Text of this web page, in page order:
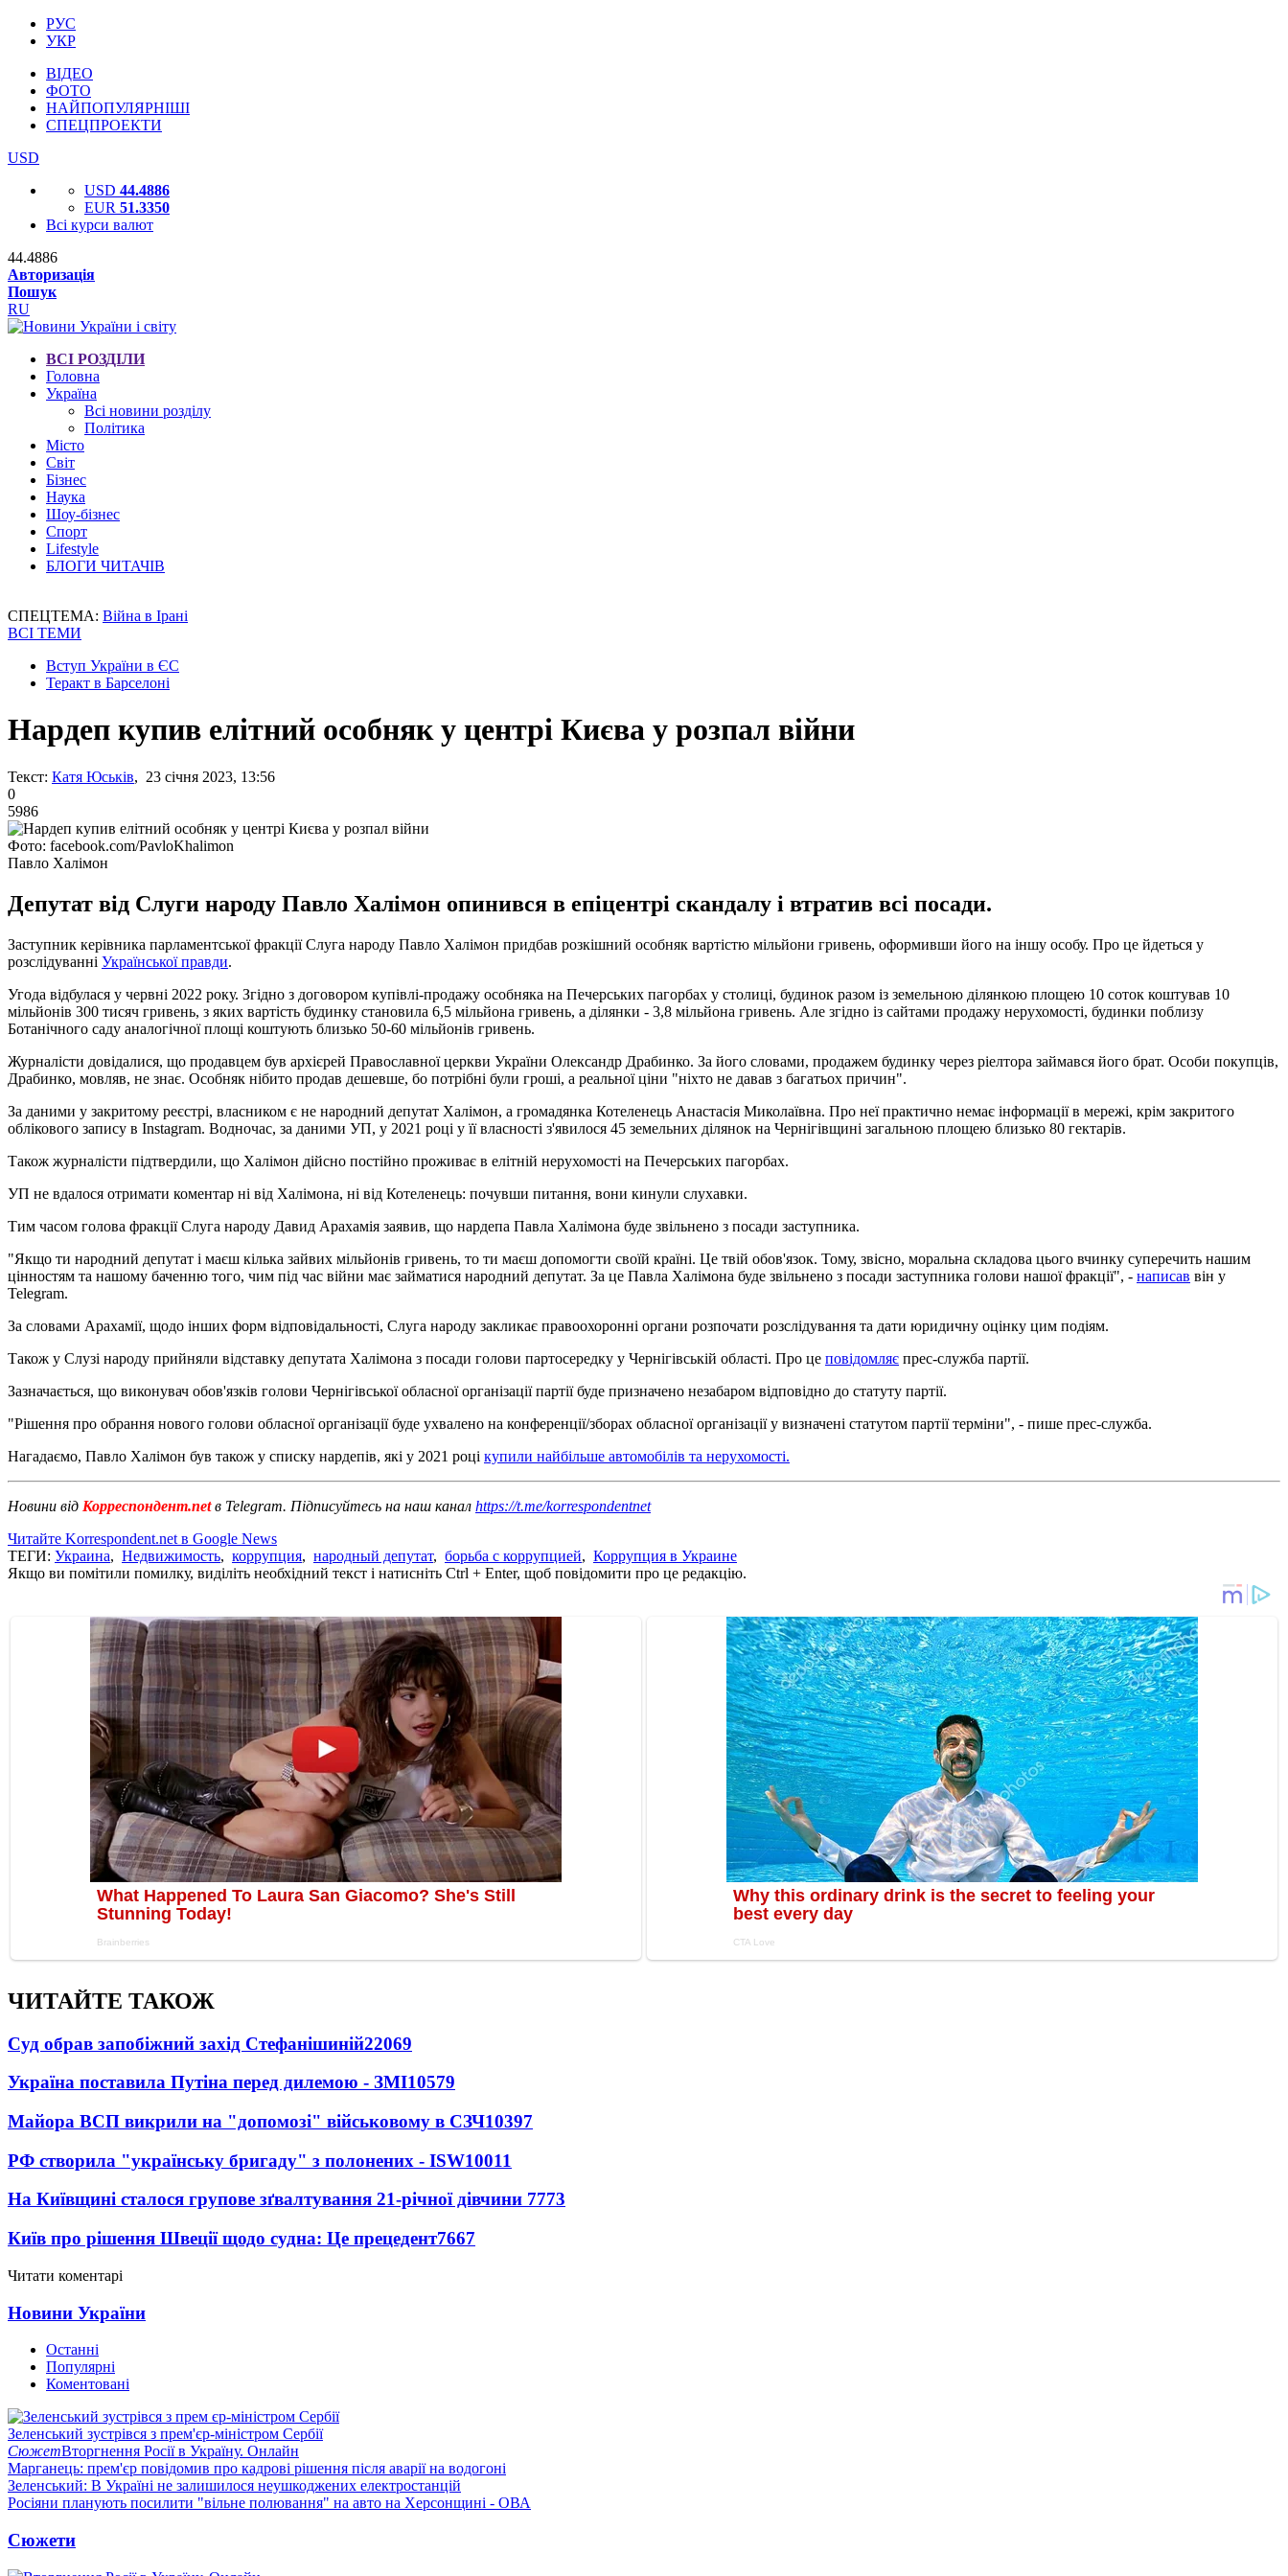
РУС
УКР
ВІДЕО
ФОТО
НАЙПОПУЛЯРНІШІ
СПЕЦПРОЕКТИ
USD
USD 44.4886
EUR 51.3350
Всі курси валют
44.4886
Авторизація
Пошук
RU
ВСІ РОЗДІЛИ
Головна
Україна
Всі новини розділу
Політика
Місто
Світ
Бізнес
Наука
Шоу-бізнес
Спорт
Lifestyle
БЛОГИ ЧИТАЧІВ
СПЕЦТЕМА: Війна в Ірані
ВСІ ТЕМИ
Вступ України в ЄС
Теракт в Барселоні
Нардеп купив елітний особняк у центрі Києва у розпал війни
Текст: Катя Юськів, 23 січня 2023, 13:56
0
5986
Фото: facebook.com/PavloKhalimon
Павло Халімон
Депутат від Слуги народу Павло Халімон опинився в епіцентрі скандалу і втратив всі посади.
Заступник керівника парламентської фракції Слуга народу Павло Халімон придбав розкішний особняк вартістю мільйони гривень, оформивши його на іншу особу. Про це йдеться у
розслідуванні Української правди.
Угода відбулася у червні 2022 року. Згідно з договором купівлі-продажу особняка на Печерських пагорбах у столиці, будинок разом із земельною ділянкою площею 10 соток коштував 10
мільйонів 300 тисяч гривень, з яких вартість будинку становила 6,5 мільйона гривень, а ділянки - 3,8 мільйона гривень. Але згідно із сайтами продажу нерухомості, будинки поблизу
Ботанічного саду аналогічної площі коштують близько 50-60 мільйонів гривень.
Журналісти довідалися, що продавцем був архієрей Православної церкви України Олександр Драбинко. За його словами, продажем будинку через ріелтора займався його брат. Особи покупців,
Драбинко, мовляв, не знає. Особняк нібито продав дешевше, бо потрібні були гроші, а реальної ціни "ніхто не давав з багатьох причин".
За даними у закритому реєстрі, власником є не народний депутат Халімон, а громадянка Котеленець Анастасія Миколаївна. Про неї практично немає інформації в мережі, крім закритого
облікового запису в Instagram. Водночас, за даними УП, у 2021 році у її власності з'явилося 45 земельних ділянок на Чернігівщині загальною площею близько 80 гектарів.
Також журналісти підтвердили, що Халімон дійсно постійно проживає в елітній нерухомості на Печерських пагорбах.
УП не вдалося отримати коментар ні від Халімона, ні від Котеленець: почувши питання, вони кинули слухавки.
Тим часом голова фракції Слуга народу Давид Арахамія заявив, що нардепа Павла Халімона буде звільнено з посади заступника.
"Якщо ти народний депутат і маєш кілька зайвих мільйонів гривень, то ти маєш допомогти своїй країні. Це твій обов'язок. Тому, звісно, моральна складова цього вчинку суперечить нашим
цінностям та нашому баченню того, чим під час війни має займатися народний депутат. За це Павла Халімона буде звільнено з посади заступника голови нашої фракції", - написав він у
Telegram.
За словами Арахамії, щодо інших форм відповідальності, Слуга народу закликає правоохоронні органи розпочати розслідування та дати юридичну оцінку цим подіям.
Також у Слузі народу прийняли відставку депутата Халімона з посади голови партосередку у Чернігівській області. Про це повідомляє прес-служба партії.
Зазначається, що виконувач обов'язків голови Чернігівської обласної організації партії буде призначено незабаром відповідно до статуту партії.
"Рішення про обрання нового голови обласної організації буде ухвалено на конференції/зборах обласної організації у визначені статутом партії терміни", - пише прес-служба.
Нагадаємо, Павло Халімон був також у списку нардепів, які у 2021 році купили найбільше автомобілів та нерухомості.
Новини від Корреспондент.netв Telegram. Підписуйтесь на наш канал https://t.me/korrespondentnet
Читайте Korrespondent.net в Google News
ТЕГИ: Украина, Недвижимость, коррупция, народный депутат, борьба с коррупцией, Коррупция в Украине
Якщо ви помітили помилку, виділіть необхідний текст і натисніть Ctrl + Enter, щоб повідомити про це редакцію.
ЧИТАЙТЕ ТАКОЖ
Суд обрав запобіжний захід Стефанішиній22069
Україна поставила Путіна перед дилемою - ЗМІ10579
Майора ВСП викрили на "допомозі" військовому в СЗЧ10397
РФ створила "українську бригаду" з полонених - ISW10011
На Київщині сталося групове зґвалтування 21-річної дівчини 7773
Київ про рішення Швеції щодо судна: Це прецедент7667
Читати коментарі
Новини України
Останні
Популярні
Коментовані
Зеленський зустрівся з прем'єр-міністром Сербії
СюжетВторгнення Росії в Україну. Онлайн
Марганець: прем'єр повідомив про кадрові рішення після аварії на водогоні
Зеленський: В Україні не залишилося неушкоджених електростанцій
Росіяни планують посилити "вільне полювання" на авто на Херсонщині - ОВА
Сюжети